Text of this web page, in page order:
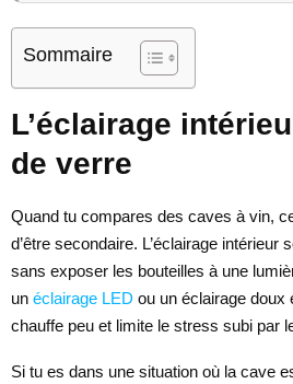
Sommaire
L’éclairage
de verre
Quand tu compares des caves à vin,
d’être secondaire. L’éclairage intérieur
sans exposer les bouteilles à une
un éclairage LED ou un éclairage doux
chauffe peu et limite le stress subi par
Si tu es dans une situation où la cave